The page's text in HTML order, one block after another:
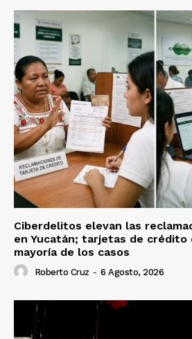
Ciberdelitos elevan las
en Yucatán; tarjetas de crédito
mayoría de los casos
Roberto Cruz - 6 Agosto, 2026